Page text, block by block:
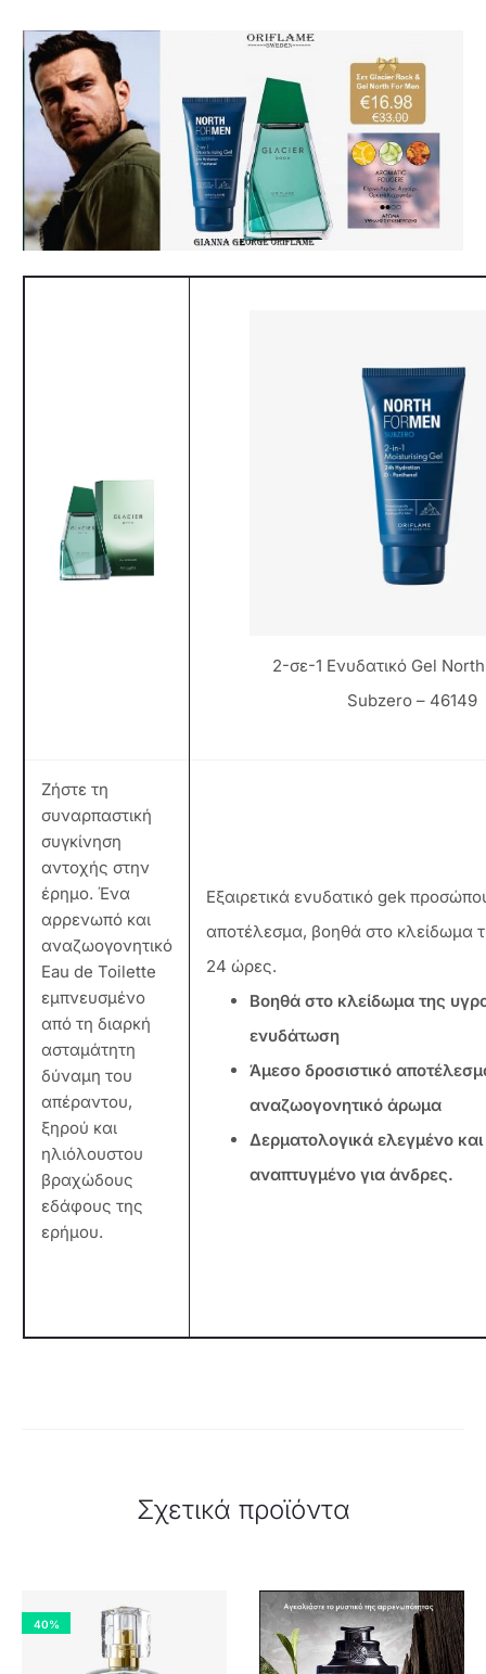
2-σε-1 Ενυδατικό Gel
Subzero – 46149
Ζήστε τη
συναρπαστική
συγκίνηση
αντοχής στην
έρημο. Ένα
αρρενωπό και
αναζωογονητικό
Eau de Toilette
εμπνευσμένο
από τη διαρκή
ασταμάτητη
δύναμη του
απέραντου,
ξηρού και
ηλιόλουστου
βραχώδους
εδάφους της
ερήμου.
Εξαιρετικά ενυδατικό gek
αποτέλεσμα, βοηθά στο κλείδωμα
24 ώρες.
Βοηθά στο κλείδωμα της
ενυδάτωση
Άμεσο δροσιστικό
αναζωογονητικό άρωμα
Δερματολογικά ελεγμένο και
αναπτυγμένο για άνδρες.
Σχετικά προϊόντα
40%